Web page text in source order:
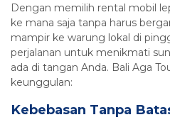
Dengan memilih rental mobil
ke mana saja tanpa harus
mampir ke warung lokal di
perjalanan untuk menikmati
ada di tangan Anda. Bali Aga
keunggulan:
Kebebasan Tanpa